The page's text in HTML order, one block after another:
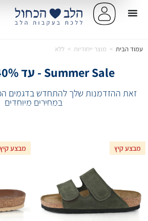
עמוד הבית > מוצר ייחודיות > ללא
Summer Sale - עד 40% הנחה ☀️
זאת ההזדמנות שלך להתחדש בדגמים
במחירים מיוחדים
מבצע קיץ מבצע קיץ